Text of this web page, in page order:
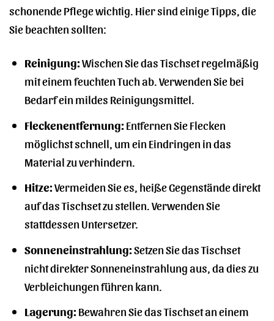
schonende Pflege wichtig. Hier sind einige Tipps, die
Sie beachten sollten:
Reinigung:Wischen Sie das Tischset regelmäßig
mit einem feuchten Tuch ab. Verwenden Sie bei
Bedarf ein mildes Reinigungsmittel.
Fleckenentfernung:Entfernen Sie Flecken
möglichst schnell, um ein Eindringen in das
Material zu verhindern.
Hitze:Vermeiden Sie es, heiße Gegenstände direkt
auf das Tischset zu stellen. Verwenden Sie
stattdessen Untersetzer.
Sonneneinstrahlung:Setzen Sie das Tischset
nicht direkter Sonneneinstrahlung aus, da dies zu
Verbleichungen führen kann.
Lagerung:Bewahren Sie das Tischset an einem